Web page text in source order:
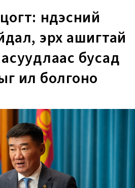
Үндэсний
эрх ашигтай
бусад
ил болгоно